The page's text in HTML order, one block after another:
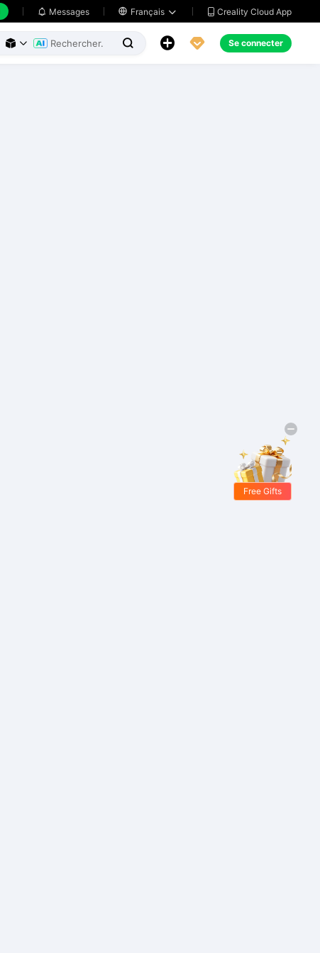
 Messages  Français   Creality Cloud App
     Se connecter
Free Gifts